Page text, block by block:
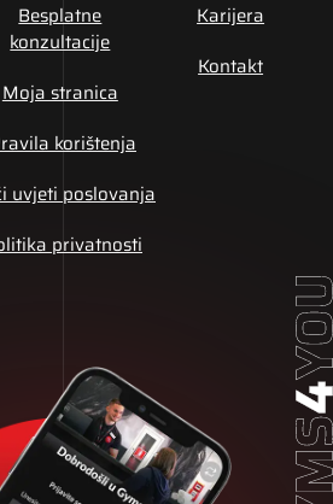
Besplatne
konzultacije
Moja stranica
Karijera
Kontakt
korištenja
uvjeti poslovanja
privatnosti